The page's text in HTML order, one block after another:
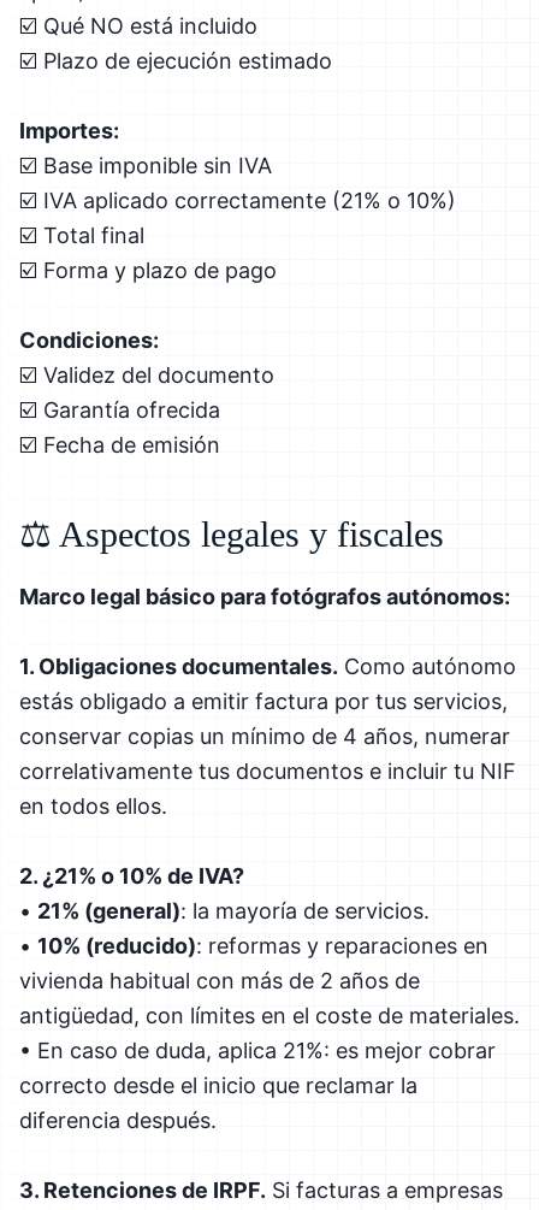
☑️ Qué NO está incluido
☑️ Plazo de ejecución estimado
Importes:
☑️ Base imponible sin IVA
☑️ IVA aplicado correctamente (21% o 10%)
☑️ Total final
☑️ Forma y plazo de pago
Condiciones:
☑️ Validez del documento
☑️ Garantía ofrecida
☑️ Fecha de emisión
⚖️ Aspectos legales y fiscales
Marco legal básico para fotógrafos autónomos:
1. Obligaciones documentales. Como autónomo
estás obligado a emitir factura por tus servicios,
conservar copias un mínimo de 4 años, numerar
correlativamente tus documentos e incluir tu NIF
en todos ellos.
2. ¿21% o 10% de IVA?
• 21% (general): la mayoría de servicios.
• 10% (reducido): reformas y reparaciones en
vivienda habitual con más de 2 años de
antigüedad, con límites en el coste de materiales.
• En caso de duda, aplica 21%: es mejor cobrar
correcto desde el inicio que reclamar la
diferencia después.
3. Retenciones de IRPF. Si facturas a empresas